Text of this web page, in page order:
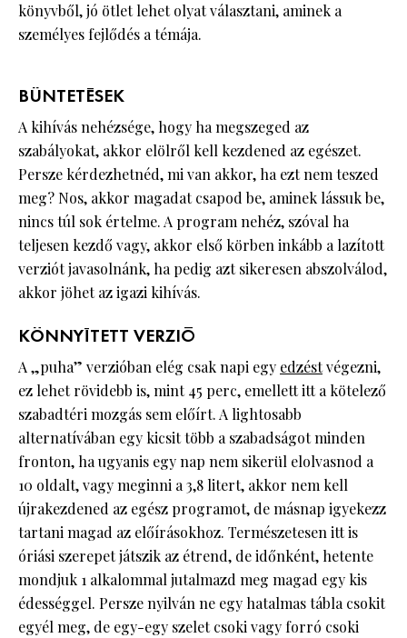
könyvből, jó ötlet lehet olyat választani, aminek a
személyes fejlődés a témája.
BÜNTETÉSEK
A kihívás nehézsége, hogy ha megszeged az
szabályokat, akkor elölről kell kezdened az egészet.
Persze kérdezhetnéd, mi van akkor, ha ezt nem teszed
meg? Nos, akkor magadat csapod be, aminek lássuk be,
nincs túl sok értelme. A program nehéz, szóval ha
teljesen kezdő vagy, akkor első körben inkább a lazított
verziót javasolnánk, ha pedig azt sikeresen abszolválod,
akkor jöhet az igazi kihívás.
KÖNNYÍTETT VERZIÓ
A „puha” verzióban elég csak napi egy edzéstvégezni,
ez lehet rövidebb is, mint 45 perc, emellett itt a kötelező
szabadtéri mozgás sem előírt. A lightosabb
alternatívában egy kicsit több a szabadságot minden
fronton, ha ugyanis egy nap nem sikerül elolvasnod a
10 oldalt, vagy meginni a 3,8 litert, akkor nem kell
újrakezdened az egész programot, de másnap igyekezz
tartani magad az előírásokhoz. Természetesen itt is
óriási szerepet játszik az étrend, de időnként, hetente
mondjuk 1 alkalommal jutalmazd meg magad egy kis
édességgel. Persze nyilván ne egy hatalmas tábla csokit
egyél meg, de egy-egy szelet csoki vagy forró csoki